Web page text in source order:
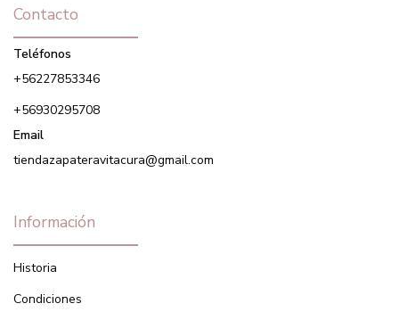
Contacto
Teléfonos
+56227853346
+56930295708
Email
tiendazapateravitacura@gmail.com
Información
Historia
Condiciones